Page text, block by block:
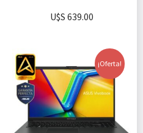
U$S 639.00
¡Oferta!